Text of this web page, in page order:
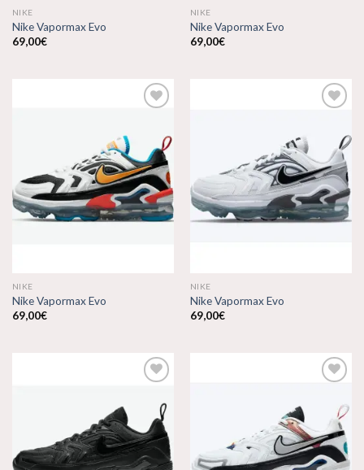
NIKE
Nike Vapormax Evo
69,00€
NIKE
Nike Vapormax Evo
69,00€
Añadir
a la
lista de
deseos
NIKE
Nike Vapormax Evo
69,00€
Añadir
a la
lista de
deseos
NIKE
Nike Vapormax Evo
69,00€
Añadir
a la
lista de
deseos
Añadir
a la
lista de
deseos